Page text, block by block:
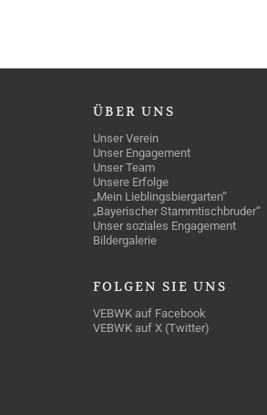
ÜBER UNS
Unser Verein
Unser Engagement
Unser Team
Unsere Erfolge
„Mein Lieblingsbiergarten“
„Bayerischer Stammtischbruder“
Unser soziales Engagement
Bildergalerie
FOLGEN SIE UNS
VEBWK auf Facebook
VEBWK auf X (Twitter)